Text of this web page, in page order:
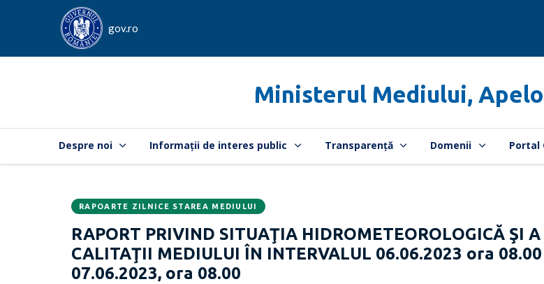
gov.ro
Ministerul Mediului,
Despre noi Informații de interes public Transparență Domenii Portal
CATEGORIA:
RAPOARTE ZILNICE STAREA MEDIULUI
RAPORT PRIVIND SITUAŢIA HIDROMETEOROLOGICĂ ŞI A
CALITAŢII MEDIULUI ÎN INTERVALUL 06.06.2023 ora 08.00
07.06.2023, ora 08.00
Data
publicării: